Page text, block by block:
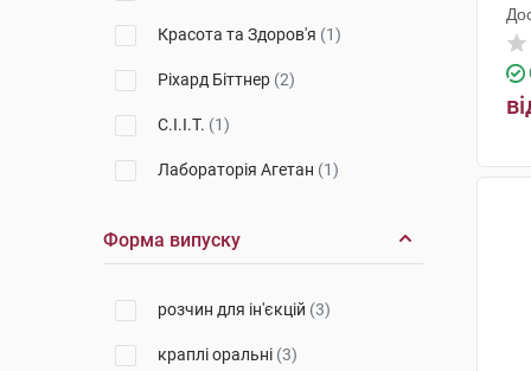
Красота та Здоров'я (1)
Ріхард Біттнер (2)
С.І.І.Т. (1)
Лабораторія Агетан (1)
Форма випуску
розчин для ін'єкцій (3)
краплі оральні (3)